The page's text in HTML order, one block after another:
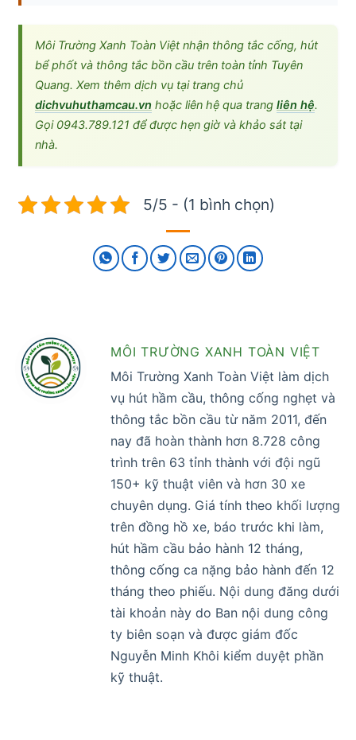
Môi Trường Xanh Toàn Việt nhận thông tắc cống, hút
bể phốt và thông tắc bồn cầu trên toàn tỉnh Tuyên
Quang. Xem thêm dịch vụ tại trang chủ
dichvuhuthamcau.vn hoặc liên hệ qua trang liên hệ.
Gọi 0943.789.121 để được hẹn giờ và khảo sát tại
nhà.
5/5 - (1 bình chọn)
MÔI TRƯỜNG XANH TOÀN VIỆT
Môi Trường Xanh Toàn Việt làm dịch
vụ hút hầm cầu, thông cống nghẹt và
thông tắc bồn cầu từ năm 2011, đến
nay đã hoàn thành hơn 8.728 công
trình trên 63 tỉnh thành với đội ngũ
150+ kỹ thuật viên và hơn 30 xe
chuyên dụng. Giá tính theo khối lượng
trên đồng hồ xe, báo trước khi làm,
hút hầm cầu bảo hành 12 tháng,
thông cống ca nặng bảo hành đến 12
tháng theo phiếu. Nội dung đăng dưới
tài khoản này do Ban nội dung công
ty biên soạn và được giám đốc
Nguyễn Minh Khôi kiểm duyệt phần
kỹ thuật.